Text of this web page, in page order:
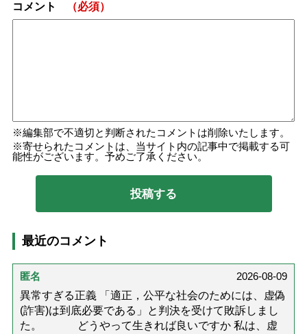
コメント （必須）
編集部で不適切と判断されたコメントは削除いたします。
寄せられたコメントは、当サイト内の記事中で掲載する可
能性がございます。予めご了承ください。
最近のコメント
匿名
2026-08-09
異常すぎる正義 「適正，公平な社会のためには、虚偽
(詐害)は到底必要である」と判決を受けて敗訴しまし
た。 どうやって生きれば良いですか 私は、虚